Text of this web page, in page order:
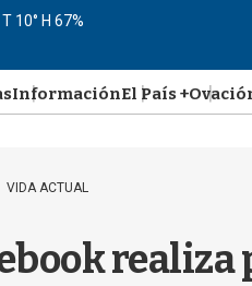
10° H 67%
InformaciónEl País +
VIDA ACTUAL
realiza